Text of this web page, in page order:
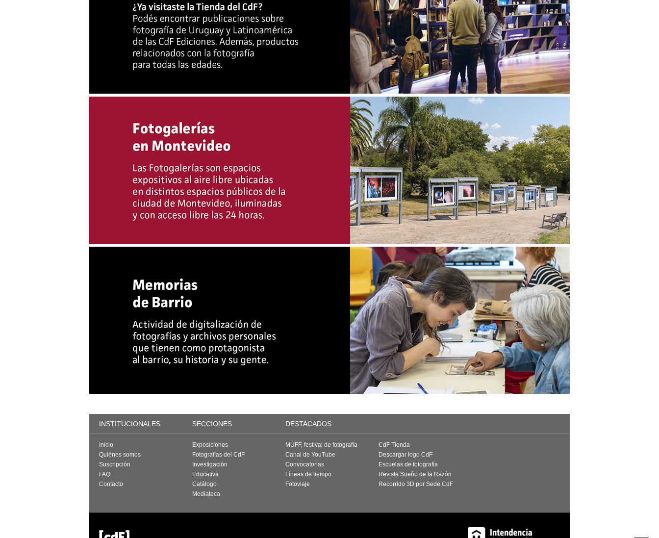
INSTITUCIONALES SECCIONES DESTACADOS
Inicio
Quiénes somos
Suscripción
FAQ
Contacto
Exposiciones
Fotografías del CdF
Investigación
Educativa
Catálogo
Mediateca
MUFF, festival de fotografía
Canal de YouTube
Convocatorias
Líneas de tiempo
Fotoviaje
CdF Tienda
Descargar logo CdF
Escuelas de fotografía
Revista Sueño de la Razón
Recorrido 3D por Sede CdF